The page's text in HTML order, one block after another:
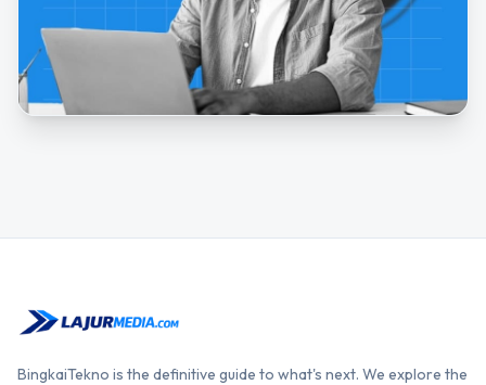
BingkaiTekno is the definitive guide to what's next. We explore the